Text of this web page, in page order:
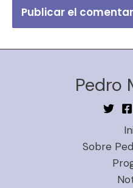
Pedro
Sobre